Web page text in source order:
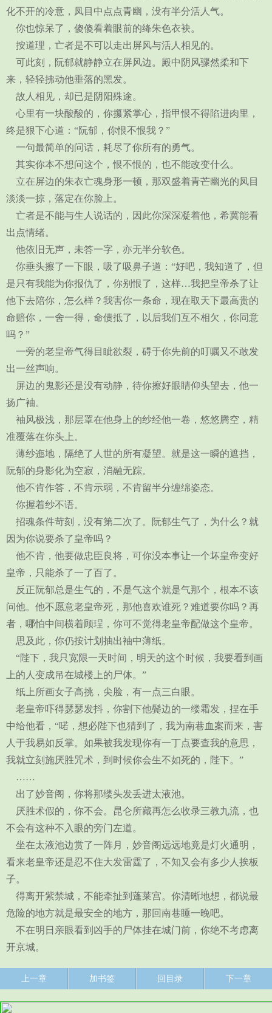
化不开的冷意，凤目中点点青幽，没有半分活人气。
你也惊呆了，傻傻看着眼前的绛朱色衣袂。
按道理，亡者是不可以走出屏风与活人相见的。
可此刻，阮郁就静静立在屏风边。殿中阴风骤然柔和下
来，轻轻拂动他垂落的黑发。
故人相见，却已是阴阳殊途。
心里有一块酸酸的，你攥紧掌心，指甲恨不得陷进肉里，
终是狠下心道：“阮郁，你恨不恨我？”
一句最简单的问话，耗尽了你所有的勇气。
其实你本不想问这个，恨不恨的，也不能改变什么。
立在屏边的朱衣亡魂身形一顿，那双盛着青芒幽光的凤目
淡淡一掠，落定在你脸上。
亡者是不能与生人说话的，因此你深深凝着他，希冀能看
出点情绪。
他依旧无声，未答一字，亦无半分软色。
你垂头擦了一下眼，吸了吸鼻子道：“好吧，我知道了，但
是只有我能为你报仇了，你别恨了，这样…我把皇帝杀了让
他下去陪你，怎么样？我害你一条命，现在取天下最高贵的
命赔你，一舍一得，命债抵了，以后我们互不相欠，你同意
吗？”
一旁的老皇帝气得目眦欲裂，碍于你先前的叮嘱又不敢发
出一丝声响。
屏边的鬼影还是没有动静，待你擦好眼睛仰头望去，他一
扬广袖。
袖风极浅，那层罩在他身上的纱经他一卷，悠悠腾空，精
准覆落在你头上。
薄纱迤地，隔绝了人世的所有凝望。就是这一瞬的遮挡，
阮郁的身影化为空寂，消融无踪。
他不肯作答，不肯示弱，不肯留半分缠绵姿态。
你握着纱不语。
招魂条件苛刻，没有第二次了。阮郁生气了，为什么？就
因为你说要杀了皇帝吗？
他不肯，他要做忠臣良将，可你没本事让一个坏皇帝变好
皇帝，只能杀了一了百了。
反正阮郁总是生气的，不是气这个就是气那个，根本不该
问他。他不愿意老皇帝死，那他喜欢谁死？难道要你吗？再
者，哪怕中间横着顾珵，你可不觉得老皇帝配做这个皇帝。
思及此，你仍按计划抽出袖中薄纸。
“陛下，我只宽限一天时间，明天的这个时候，我要看到画
上的人变成吊在城楼上的尸体。”
纸上所画女子高挑，尖脸，有一点三白眼。
老皇帝吓得瑟瑟发抖，你割下他鬓边的一缕霜发，捏在手
中给他看，“喏，想必陛下也猜到了，我为南巷血案而来，害
人于我易如反掌。如果被我发现你有一丁点要查我的意思，
我就立刻施厌胜咒术，到时候你会生不如死的，陛下。”
……
出了妙音阁，你将那缕头发丢进太液池。
厌胜术假的，你不会。昆仑所藏再怎么收录三教九流，也
不会有这种不入眼的旁门左道。
坐在太液池边赏了一阵月，妙音阁远远地竟是灯火通明，
看来老皇帝还是忍不住大发雷霆了，不知又会有多少人挨板
子。
得离开紫禁城，不能牵扯到蓬莱宫。你清晰地想，都说最
危险的地方就是最安全的地方，那回南巷睡一晚吧。
不在明日亲眼看到凶手的尸体挂在城门前，你绝不考虑离
开京城。
上一章 加书签 回目录 下一章